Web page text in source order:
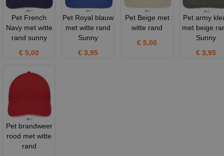
Pet French
Navy met witte
rand sunny
€ 5,00
Pet Royal blauw
met witte rand
Sunny
€ 3,95
Pet Beige met
witte rand
€ 5,00
Pet army
met beige
Sunny
€ 3,95
Pet brandweer
rood met witte
rand